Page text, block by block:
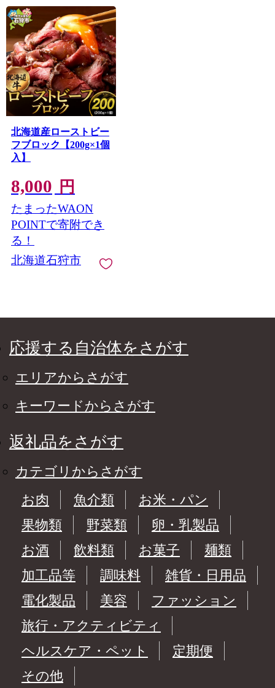
北海道産ローストビー
フブロック【200g×1個
入】
8,000 円
たまったWAON
POINTで寄附でき
る！
北海道石狩市
応援する自治体をさがす
エリアからさがす
キーワードからさがす
返礼品をさがす
カテゴリからさがす
お肉
魚介類
お米・パン
果物類
野菜類
卵・乳製品
お酒
飲料類 お菓子
麺類
加工品等
調味料
雑貨・日用品
電化製品
美容
ファッション
旅行・アクティビティ
ヘルスケア・ペット
定期便
その他